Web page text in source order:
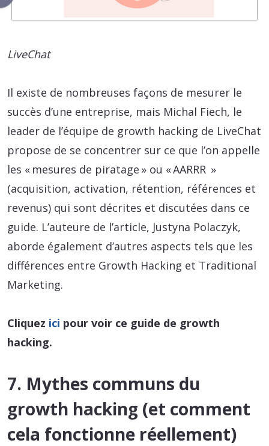
LiveChat
Il existe de nombreuses façons de mesurer le
succès d’une entreprise, mais Michal Fiech, le
leader de l’équipe de growth hacking de LiveChat
propose de se concentrer sur ce que l’on appelle
les « mesures de piratage » ou « AARRR »
(acquisition, activation, rétention, références et
revenus) qui sont décrites et discutées dans ce
guide. L’auteure de l’article, Justyna Polaczyk,
aborde également d’autres aspects tels que les
différences entre Growth Hacking et Traditional
Marketing.
Cliquez ici pour voir ce guide de growth
hacking.
7. Mythes communs du
growth hacking (et comment
cela fonctionne réellement)